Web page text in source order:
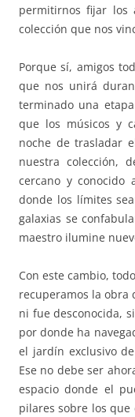
permitirnos fijar los
colección que nos
Porque sí, amigos
que nos unirá
terminado una
que los músicos y
noche de trasladar
nuestra colección,
cercano y conocido
donde los límites
galaxias se
maestro ilumine
Con este cambio,
recuperamos la obra
ni fue desconocida,
por donde ha
el jardín exclusivo
Ese no debe ser
espacio donde el
pilares sobre los que